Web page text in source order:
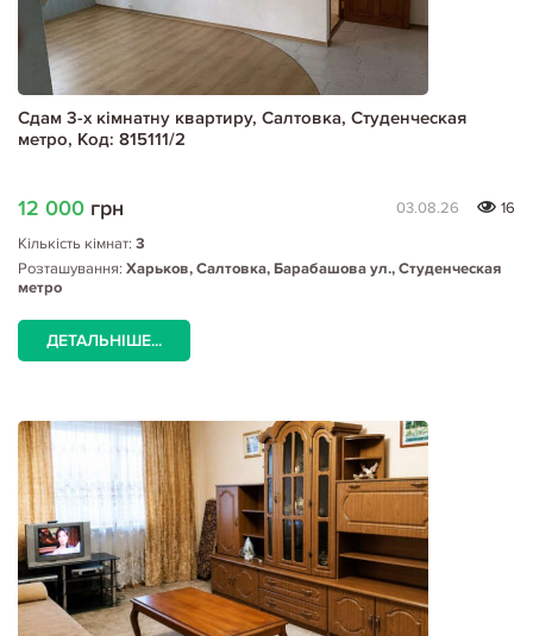
Сдам 3-х кімнатну квартиру, Салтовка, Студенческая
метро, Код: 815111/2
12 000 грн 03.08.26
16
Кількість кімнат: 3
Розташування: Харьков, Салтовка, Барабашова ул., Студенческая
метро
ДЕТАЛЬНІШЕ...